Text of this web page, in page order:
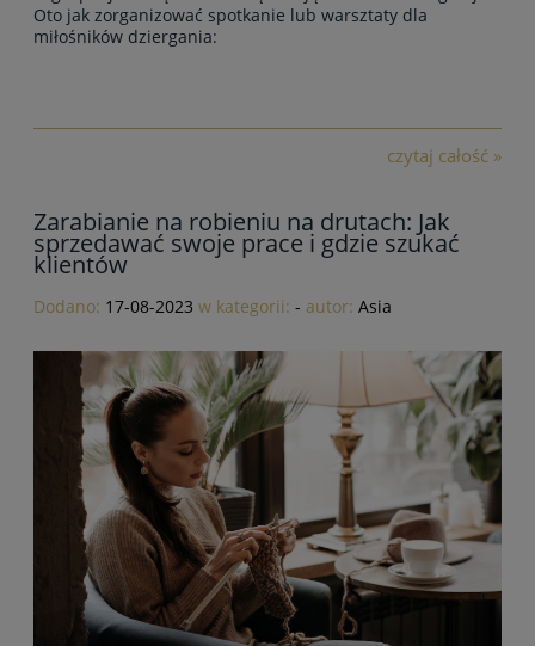
Oto jak zorganizować spotkanie lub warsztaty dla
miłośników dziergania:
czytaj całość »
Zarabianie na robieniu na drutach: Jak
sprzedawać swoje prace i gdzie szukać
klientów
Dodano: 17-08-2023 w kategorii: - autor: Asia